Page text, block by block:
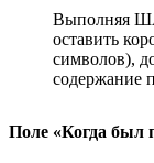
Выполняя
оставить
символов),
содержание
Поле «Когда был